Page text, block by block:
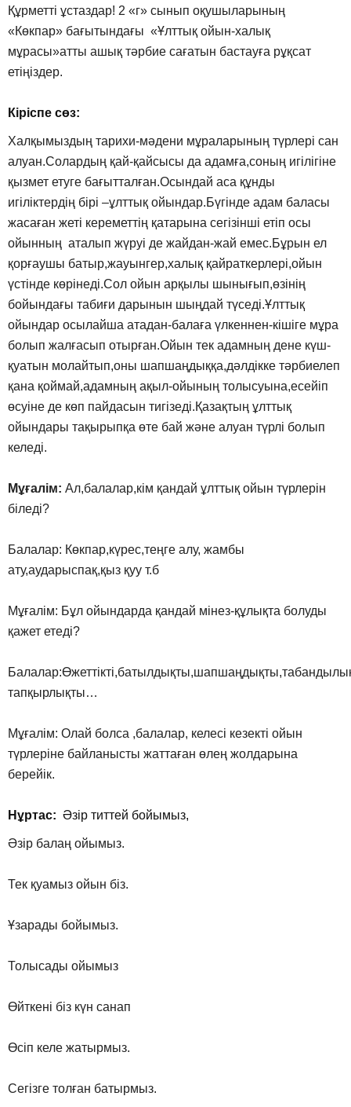
Құрметті ұстаздар! 2 «г» сынып оқушыларының
«Көкпар» бағытындағы «Ұлттық ойын-халық
мұрасы»атты ашық тәрбие сағатын бастауға рұқсат
етіңіздер.
Кіріспе сөз:
Халқымыздың тарихи-мәдени мұраларының түрлері сан
алуан.Солардың қай-қайсысы да адамға,соның игілігіне
қызмет етуге бағытталған.Осындай аса құнды
игіліктердің бірі –ұлттық ойындар.Бүгінде адам баласы
жасаған жеті кереметтің қатарына сегізінші етіп осы
ойынның аталып жүруі де жайдан-жай емес.Бұрын ел
қорғаушы батыр,жауынгер,халық қайраткерлері,ойын
үстінде көрінеді.Сол ойын арқылы шынығып,өзінің
бойындағы табиғи дарынын шыңдай түседі.Ұлттық
ойындар осылайша атадан-балаға үлкеннен-кішіге мұра
болып жалғасып отырған.Ойын тек адамның дене күш-
қуатын молайтып,оны шапшаңдыққа,дәлдікке тәрбиелеп
қана қоймай,адамның ақыл-ойының толысуына,есейіп
өсуіне де көп пайдасын тигізеді.Қазақтың ұлттық
ойындары тақырыпқа өте бай және алуан түрлі болып
келеді.
Мұғалім: Ал,балалар,кім қандай ұлттық ойын түрлерін
біледі?
Балалар: Көкпар,күрес,теңге алу, жамбы
ату,аударыспақ,қыз қуу т.б
Мұғалім: Бұл ойындарда қандай мінез-құлықта болуды
қажет етеді?
тапқырлықты…
Мұғалім: Олай болса ,балалар, келесі кезекті ойын
түрлеріне байланысты жаттаған өлең жолдарына
берейік.
Нұртас: Әзір титтей бойымыз,
Әзір балаң ойымыз.
Тек қуамыз ойын біз.
Ұзарады бойымыз.
Толысады ойымыз
Өйткені біз күн санап
Өсіп келе жатырмыз.
Сегізге толған батырмыз.